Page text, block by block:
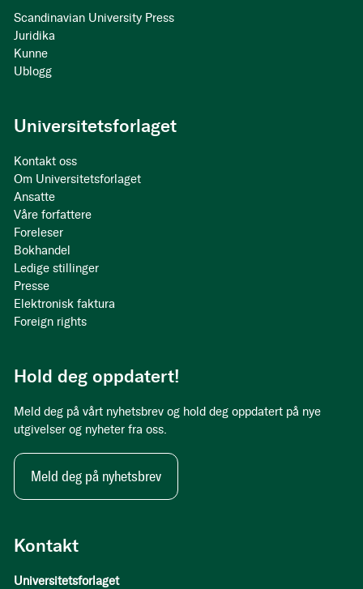
Kontakt
Universitetsforlaget
Scandinavian University Press
Juridika
Kunne
Ublogg
Universitetsforlaget
Kontakt oss
Om Universitetsforlaget
Ansatte
Våre forfattere
Foreleser
Bokhandel
Ledige stillinger
Presse
Elektronisk faktura
Foreign rights
Hold deg oppdatert!
Meld deg på vårt nyhetsbrev og hold deg oppdatert på nye
utgivelser og nyheter fra oss.
Meld deg på nyhetsbrev